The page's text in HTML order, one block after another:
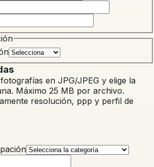
fotografías en JPG/JPEG y elige la
Máximo 25 MB por archivo.
resolución, ppp y perfil de